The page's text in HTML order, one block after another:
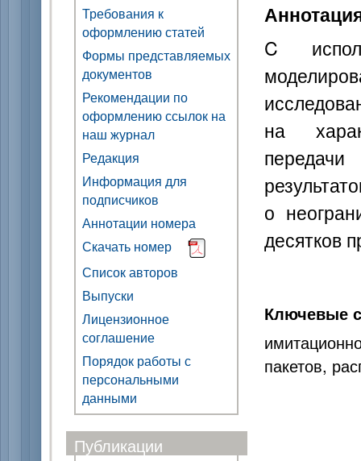
Требования к
оформлению статей
Формы представляемых
документов
Рекомендации по
оформлению ссылок на
наш журнал
Редакция
Информация для
подписчиков
Аннотации номера
Скачать номер
Список авторов
Выпуски
Лицензионное
соглашение
Порядок работы с
персональными
данными
Публикации
C
на
о
десятков
Ключевые
пакетов,